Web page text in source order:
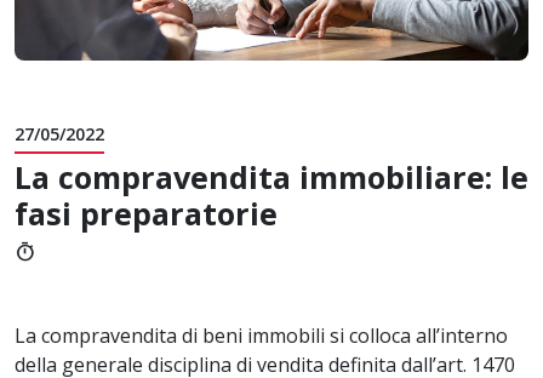
27/05/2022
La compravendita immobiliare: le
fasi preparatorie
timer
La compravendita di beni immobili si colloca all’interno
della generale disciplina di vendita definita dall’art. 1470